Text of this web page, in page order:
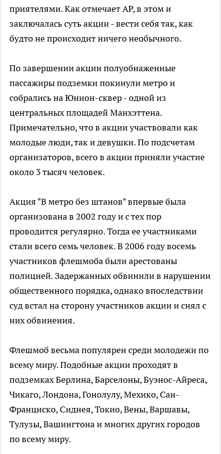
приятелями. Как отмечает AP, в этом и
заключалась суть акции - вести себя так, как
будто не происходит ничего необычного.
По завершении акции полуобнаженные
пассажиры подземки покинули метро и
собрались на Юнион-сквер - одной из
центральных площадей Манхэттена.
Примечательно, что в акции участвовали как
молодые люди, так и девушки. По подсчетам
организаторов, всего в акции приняли участие
около 3 тысяч человек.
Акция "В метро без штанов" впервые была
организована в 2002 году и с тех пор
проводится регулярно. Тогда ее участниками
стали всего семь человек. В 2006 году восемь
участников флешмоба были арестованы
полицией. Задержанных обвинили в нарушении
общественного порядка, однако впоследствии
суд встал на сторону участников акции и снял с
них обвинения.
Флешмоб весьма популярен среди молодежи по
всему миру. Подобные акции проходят в
подземках Берлина, Барселоны, Буэнос-Айреса,
Чикаго, Лондона, Гонолулу, Мехико, Сан-
Франциско, Сиднея, Токио, Вены, Варшавы,
Тулузы, Вашингтона и многих других городов
по всему миру.